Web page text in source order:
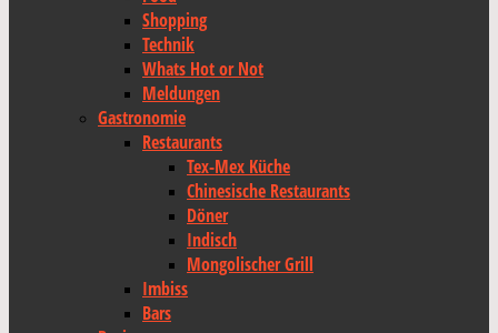
Shopping
Technik
Whats Hot or Not
Meldungen
Gastronomie
Restaurants
Tex-Mex Küche
Chinesische Restaurants
Döner
Indisch
Mongolischer Grill
Imbiss
Bars